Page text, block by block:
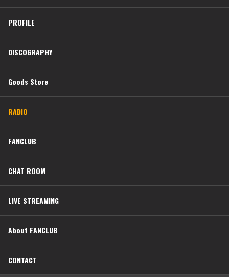
PROFILE
DISCOGRAPHY
Goods Store
RADIO
FANCLUB
CHAT ROOM
LIVE STREAMING
About FANCLUB
CONTACT